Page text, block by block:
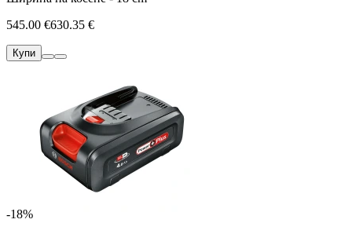
545.00 €630.35 €
Купи
-18%